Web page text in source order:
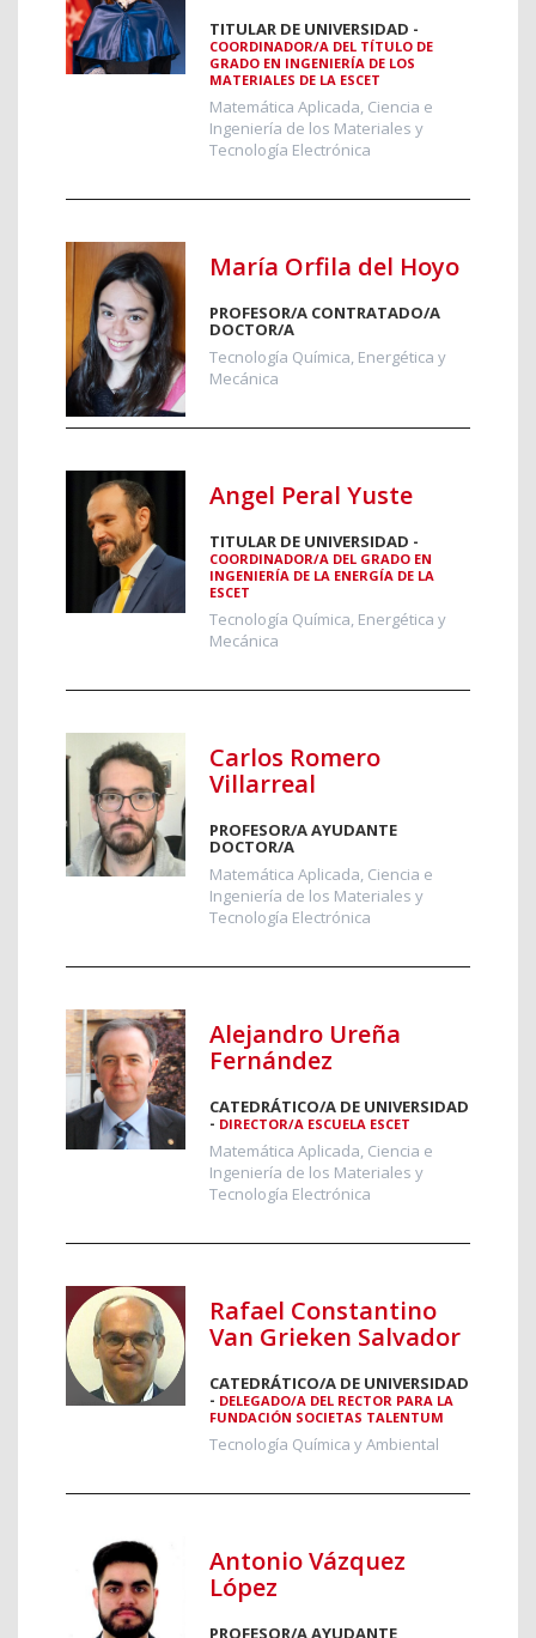
TITULAR DE UNIVERSIDAD -
COORDINADOR/A DEL TÍTULO DE
GRADO EN INGENIERÍA DE LOS
MATERIALES DE LA ESCET
Matemática Aplicada, Ciencia e
Ingeniería de los Materiales y
Tecnología Electrónica
María Orfila del Hoyo
PROFESOR/A CONTRATADO/A
DOCTOR/A
Tecnología Química, Energética y
Mecánica
Angel Peral Yuste
TITULAR DE UNIVERSIDAD -
COORDINADOR/A DEL GRADO EN
INGENIERÍA DE LA ENERGÍA DE LA
ESCET
Tecnología Química, Energética y
Mecánica
Carlos Romero
Villarreal
PROFESOR/A AYUDANTE
DOCTOR/A
Matemática Aplicada, Ciencia e
Ingeniería de los Materiales y
Tecnología Electrónica
Alejandro Ureña
Fernández
CATEDRÁTICO/A DE UNIVERSIDAD
- DIRECTOR/A ESCUELA ESCET
Matemática Aplicada, Ciencia e
Ingeniería de los Materiales y
Tecnología Electrónica
Rafael Constantino
Van Grieken Salvador
CATEDRÁTICO/A DE UNIVERSIDAD
- DELEGADO/A DEL RECTOR PARA LA
FUNDACIÓN SOCIETAS TALENTUM
Tecnología Química y Ambiental
Antonio Vázquez
López
PROFESOR/A AYUDANTE